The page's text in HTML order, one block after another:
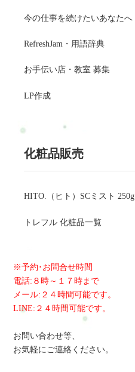
今の仕事を続けたいあなたへ
RefreshJam・用語辞典
お手伝い店・教室 募集
LP作成
化粧品販売
HITO.（ヒト）SCミスト 250g
トレフル 化粧品一覧
※予約･お問合せ時間
電話:８時～１７時まで
メール:２４時間可能です。
LINE:２４時間可能です。
お問い合わせ等、
お気軽にご連絡ください。